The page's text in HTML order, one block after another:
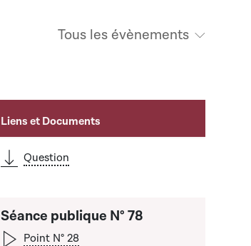
Tous les évènements
Liens et Documents
Question
Séance publique N° 78
Point N° 28